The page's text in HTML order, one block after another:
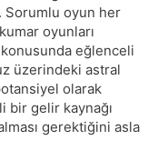
Sorumlu oyun her
oyunları
eğlenceli
üzerindeki astral
olarak
bir gelir kaynağı
gerektiğini asla